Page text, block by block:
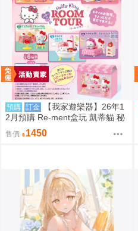
預購 訂金
【我家遊樂器】26年1
2月預購 Re-ment盒玩 凱蒂貓 秘
密房間之旅
售價 1450